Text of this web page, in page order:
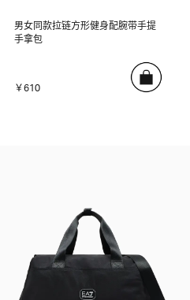
男女同款拉链方形健身配腕带手提
手拿包
￥610